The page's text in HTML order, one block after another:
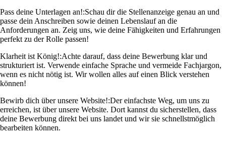
Pass deine Unterlagen an!:Schau dir die Stellenanzeige genau an und
passe dein Anschreiben sowie deinen Lebenslauf an die
Anforderungen an. Zeig uns, wie deine Fähigkeiten und Erfahrungen
perfekt zu der Rolle passen!
Klarheit ist König!:Achte darauf, dass deine Bewerbung klar und
strukturiert ist. Verwende einfache Sprache und vermeide Fachjargon,
wenn es nicht nötig ist. Wir wollen alles auf einen Blick verstehen
können!
Bewirb dich über unsere Website!:Der einfachste Weg, um uns zu
erreichen, ist über unsere Website. Dort kannst du sicherstellen, dass
deine Bewerbung direkt bei uns landet und wir sie schnellstmöglich
bearbeiten können.